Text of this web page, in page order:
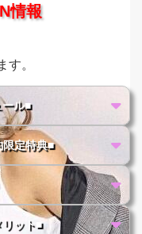
情報
す。
ル■
限定特典■
ット■